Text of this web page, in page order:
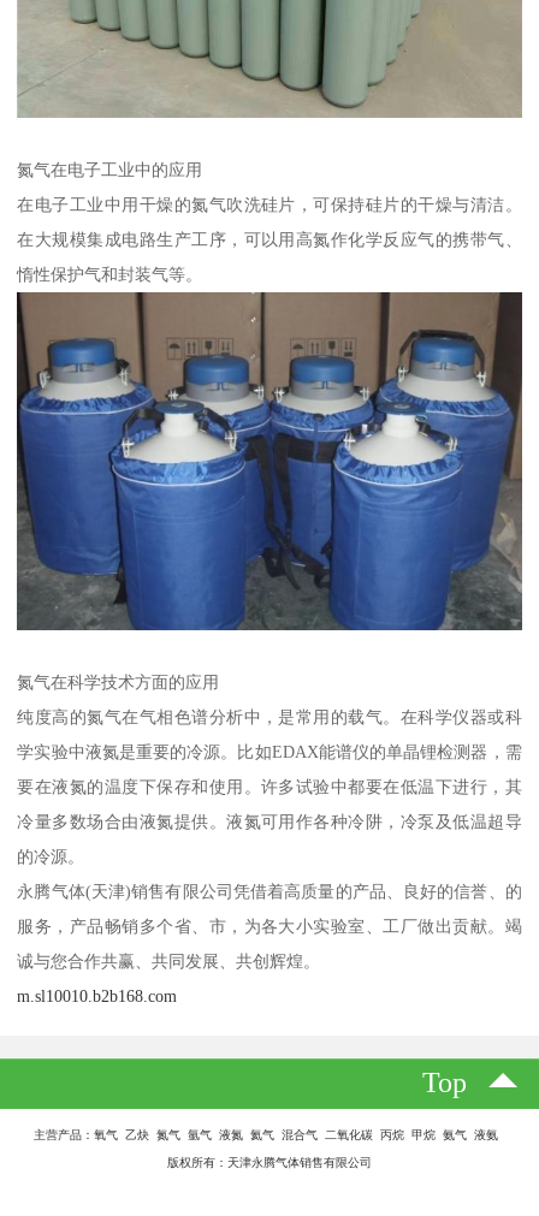
氮气在电子工业中的应用
在电子工业中用干燥的氮气吹洗硅片，可保持硅片的干燥与清洁。
在大规模集成电路生产工序，可以用高氮作化学反应气的携带气、
惰性保护气和封装气等。
氮气在科学技术方面的应用
纯度高的氮气在气相色谱分析中，是常用的载气。在科学仪器或科
学实验中液氮是重要的冷源。比如EDAX能谱仪的单晶锂检测器，需
要在液氮的温度下保存和使用。许多试验中都要在低温下进行，其
冷量多数场合由液氮提供。液氮可用作各种冷阱，冷泵及低温超导
的冷源。
永腾气体(天津)销售有限公司凭借着高质量的产品、良好的信誉、的
服务，产品畅销多个省、市，为各大小实验室、工厂做出贡献。竭
诚与您合作共赢、共同发展、共创辉煌。
m.sl10010.b2b168.com
Top
主营产品：氧气 乙炔 氮气 氩气 液氮 氦气 混合气 二氧化碳 丙烷 甲烷 氨气 液氨
版权所有：天津永腾气体销售有限公司